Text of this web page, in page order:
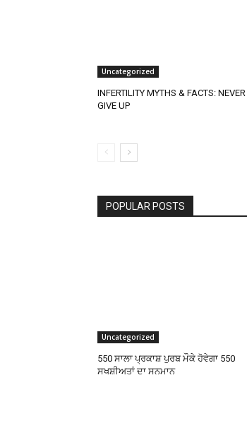
Uncategorized
INFERTILITY MYTHS & FACTS: NEVER
GIVE UP
POPULAR POSTS
Uncategorized
550 ਸਾਲਾ ਪ੍ਰਕਾਸ਼ ਪੁਰਬ ਮੌਕੇ ਹੋਵੇਗਾ 550
ਸਖਸ਼ੀਅਤਾਂ ਦਾ ਸਨਮਾਨ